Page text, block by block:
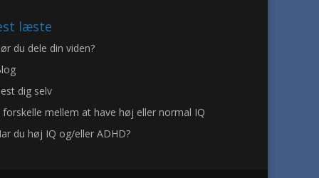
læste
du dele din viden?
dig selv
forskelle mellem at have høj eller normal IQ
du høj IQ og/eller ADHD?